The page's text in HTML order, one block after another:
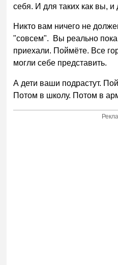
себя. И для таких как вы, и
Никто вам ничего не
"совсем". Вы реально пока
приехали. Поймёте. Все
могли себе представить.
А дети ваши подрастут.
Потом в школу. Потом в